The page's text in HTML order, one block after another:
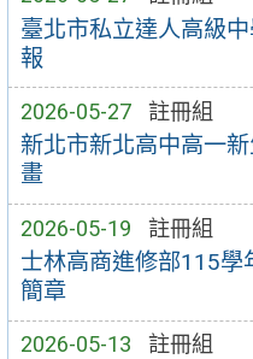
臺北市私立達人高級
報
2026-05-27 註冊組
新北市新北高中高一
畫
2026-05-19 註冊組
士林高商進修部115學
簡章
2026-05-13 註冊組